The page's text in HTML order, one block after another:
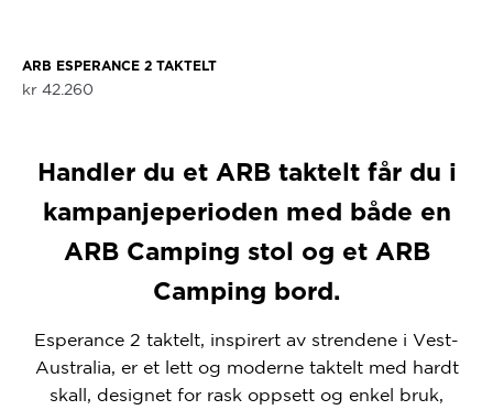
ARB ESPERANCE 2 TAKTELT
kr42.260
Handler du et ARB taktelt får du i
kampanjeperioden med både en
ARB Camping stol og et ARB
Camping bord.
Esperance 2 taktelt, inspirert av strendene i Vest-
Australia, er et lett og moderne taktelt med hardt
skall, designet for rask oppsett og enkel bruk,